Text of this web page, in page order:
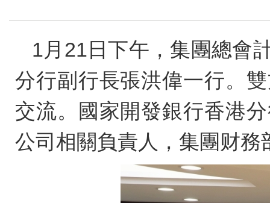
1月21日下午，集團總會
分行副行長張洪偉一行。
交流。國家開發銀行香港
公司相關負責人，集團财